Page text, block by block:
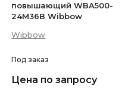
повышающий WBA500-
24M36B Wibbow
Wibbow
Под заказ
Цена по запросу